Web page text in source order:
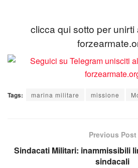
clicca qui sotto per
Tags: marina militare missione
Previous Post
Sindacati Militari: inammissibili
sindacali